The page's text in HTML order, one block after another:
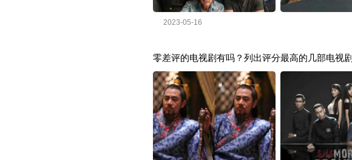
2023-05-16
零差评的电视剧有吗？列出评分最高的几部电视剧